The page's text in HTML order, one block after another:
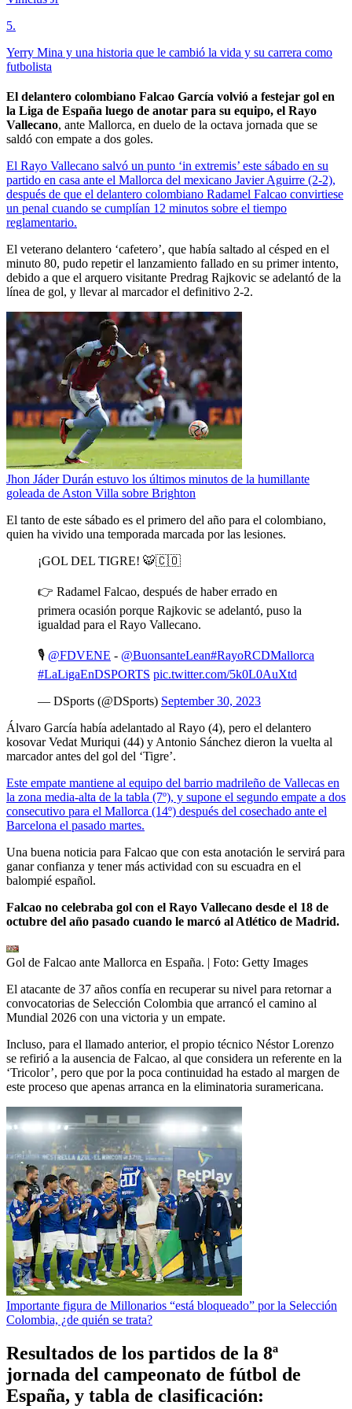
5.
Yerry Mina y una historia que le cambió la vida y su carrera como
futbolista
El delantero colombiano Falcao García volvió a festejar gol en
la Liga de España luego de anotar para su equipo, el Rayo
Vallecano, ante Mallorca, en duelo de la octava jornada que se
saldó con empate a dos goles.
El Rayo Vallecano salvó un punto ‘in extremis’ este sábado en su
partido en casa ante el Mallorca del mexicano Javier Aguirre (2-2),
después de que el delantero colombiano Radamel Falcao convirtiese
un penal cuando se cumplían 12 minutos sobre el tiempo
reglamentario.
El veterano delantero ‘cafetero’, que había saltado al césped en el
minuto 80, pudo repetir el lanzamiento fallado en su primer intento,
debido a que el arquero visitante Predrag Rajkovic se adelantó de la
línea de gol, y llevar al marcador el definitivo 2-2.
Jhon Jáder Durán estuvo los últimos minutos de la humillante
goleada de Aston Villa sobre Brighton
El tanto de este sábado es el primero del año para el colombiano,
quien ha vivido una temporada marcada por las lesiones.
¡GOL DEL TIGRE! 🐯🇨🇴
👉 Radamel Falcao, después de haber errado en
primera ocasión porque Rajkovic se adelantó, puso la
igualdad para el Rayo Vallecano.
🎙 @FDVENE - @BuonsanteLean#RayoRCDMallorca
#LaLigaEnDSPORTS pic.twitter.com/5k0L0AuXtd
— DSports (@DSports) September 30, 2023
Álvaro García había adelantado al Rayo (4), pero el delantero
kosovar Vedat Muriqui (44) y Antonio Sánchez dieron la vuelta al
marcador antes del gol del ‘Tigre’.
Este empate mantiene al equipo del barrio madrileño de Vallecas en
la zona media-alta de la tabla (7º), y supone el segundo empate a dos
consecutivo para el Mallorca (14º) después del cosechado ante el
Barcelona el pasado martes.
Una buena noticia para Falcao que con esta anotación le servirá para
ganar confianza y tener más actividad con su escuadra en el
balompié español.
Falcao no celebraba gol con el Rayo Vallecano desde el 18 de
octubre del año pasado cuando le marcó al Atlético de Madrid.
Gol de Falcao ante Mallorca en España. | Foto: Getty Images
El atacante de 37 años confía en recuperar su nivel para retornar a
convocatorias de Selección Colombia que arrancó el camino al
Mundial 2026 con una victoria y un empate.
Incluso, para el llamado anterior, el propio técnico Néstor Lorenzo
se refirió a la ausencia de Falcao, al que considera un referente en la
‘Tricolor’, pero que por la poca continuidad ha estado al margen de
este proceso que apenas arranca en la eliminatoria suramericana.
Importante figura de Millonarios “está bloqueado” por la Selección
Colombia, ¿de quién se trata?
Resultados de los partidos de la 8ª
jornada del campeonato de fútbol de
España, y tabla de clasificación: